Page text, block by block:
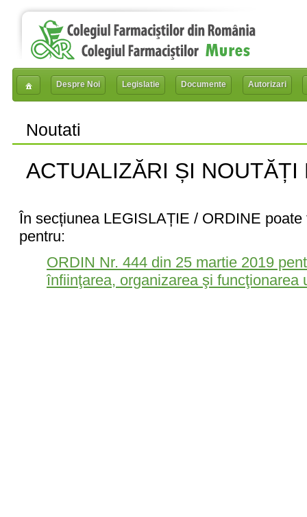
Despre Noi Legislatie Documente Autorizari
Noutati
ACTUALIZĂRI ȘI NOUTĂȚI
În secțiunea LEGISLAȚIE / ORDINE
pentru:
ORDIN Nr. 444 din 25 martie 2019
înfiinţarea, organizarea şi funcţionarea